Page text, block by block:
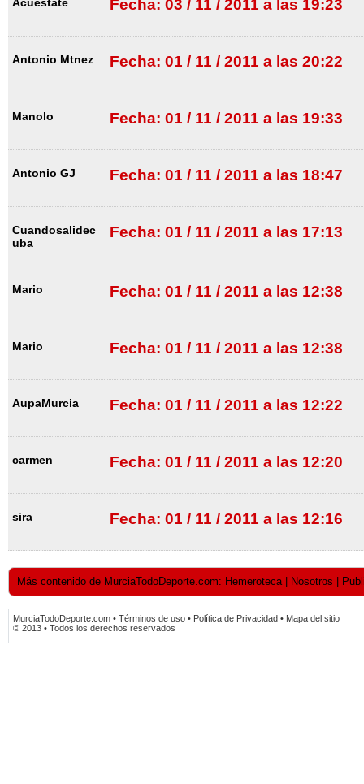
Fecha: 03 / 11 / 2011 a las 19:23
Antonio Mtnez Fecha: 01 / 11 / 2011 a las 20:22
Manolo Fecha: 01 / 11 / 2011 a las 19:33
Antonio GJ Fecha: 01 / 11 / 2011 a las 18:47
Cuandosalidec
uba
Fecha: 01 / 11 / 2011 a las 17:13
Mario Fecha: 01 / 11 / 2011 a las 12:38
Mario Fecha: 01 / 11 / 2011 a las 12:38
AupaMurcia Fecha: 01 / 11 / 2011 a las 12:22
carmen Fecha: 01 / 11 / 2011 a las 12:20
sira Fecha: 01 / 11 / 2011 a las 12:16
Más contenido de MurciaTodoDeporte.com: Hemeroteca | Nosotros |
MurciaTodoDeporte.com • Términos de uso • Política de Privacidad • Mapa del sitio
© 2013 • Todos los derechos reservados